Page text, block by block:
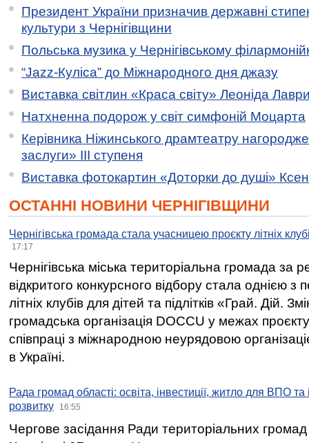
Президент України призначив державні
культури з Чернігівщини
Польська музика у Чернігівському
“Jazz-Куліса” до Міжнародного дня джазу
Виставка світлин «Краса світу» Леоніда
Натхненна подорож у світ симфоній Моцарта
Керівника Ніжинського драмтеатру
заслуги» ІІІ ступеня
Виставка фотокартин «Доторки до душі»
ОСТАННІ НОВИНИ ЧЕРНІГІВЩИНИ
Чернігівська громада стала учасницею проєкту літніх
17:17
Чернігівська міська територіальна громада за
відкритого конкурсного відбору стала однією
літніх клубів для дітей та підлітків «Грай. Дій.
громадська організація DOCCU у межах
співпраці з міжнародною неурядовою
в Україні.
Рада громад області: освіта, інвестиції, житло для ВПО
розвитку
16:55
Чергове засідання Ради територіальних громад